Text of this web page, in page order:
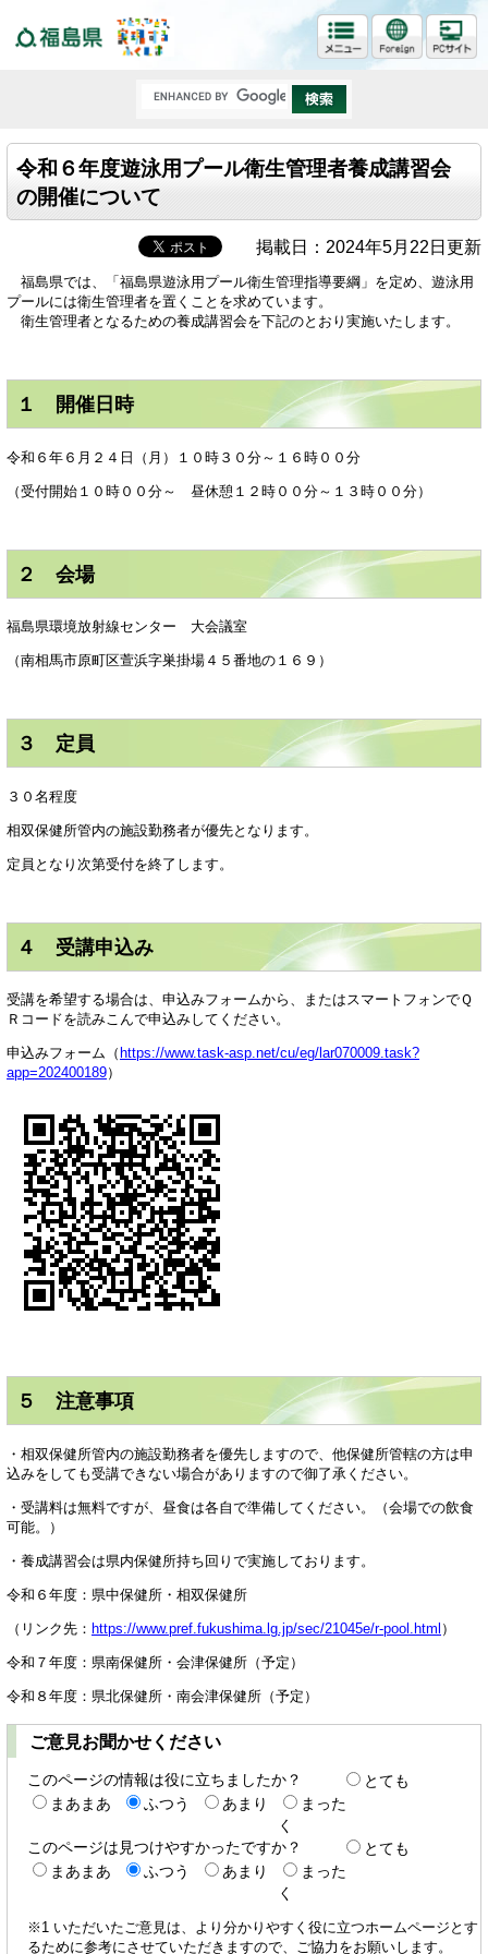
令和６年度遊泳用プール衛生管理者養成講習会
の開催について
掲載日：2024年5月22日更新
福島県では、「福島県遊泳用プール衛生管理指導要綱」を定め、遊泳用
プールには衛生管理者を置くことを求めています。
衛生管理者となるための養成講習会を下記のとおり実施いたします。
１ 開催日時
令和６年６月２４日（月）１０時３０分～１６時００分
（受付開始１０時００分～ 昼休憩１２時００分～１３時００分）
２ 会場
福島県環境放射線センター 大会議室
（南相馬市原町区萱浜字巣掛場４５番地の１６９）
３ 定員
３０名程度
相双保健所管内の施設勤務者が優先となります。
定員となり次第受付を終了します。
４ 受講申込み
受講を希望する場合は、申込みフォームから、またはスマートフォンでＱ
Ｒコードを読みこんで申込みしてください。
申込みフォーム（ https://www.task-asp.net/cu/eg/lar070009.task?
app=202400189）
５ 注意事項
・相双保健所管内の施設勤務者を優先しますので、他保健所管轄の方は申
込みをしても受講できない場合がありますので御了承ください。
・受講料は無料ですが、昼食は各自で準備してください。（会場での飲食
可能。）
・養成講習会は県内保健所持ち回りで実施しております。
令和６年度：県中保健所・相双保健所
（リンク先： https://www.pref.fukushima.lg.jp/sec/21045e/r-pool.html ）
令和７年度：県南保健所・会津保健所（予定）
令和８年度：県北保健所・南会津保健所（予定）
ご意見お聞かせください
このページの情報は役に立ちましたか？
とても
まあまあ
ふつう あまり
まった
く
このページは見つけやすかったですか？
とても
まあまあ
ふつう あまり
まった
く
※1 いただいたご意見は、より分かりやすく役に立つホームページとす
るために参考にさせていただきますので、ご協力をお願いします。